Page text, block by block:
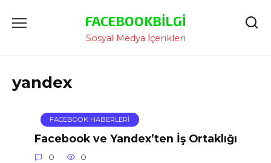
Atla
FACEBOOKBILGI
Sosyal Medya İçerikleri
yandex
FACEBOOK HABERLERI
Facebook ve Yandex’ten İş Ortaklığı
0 0